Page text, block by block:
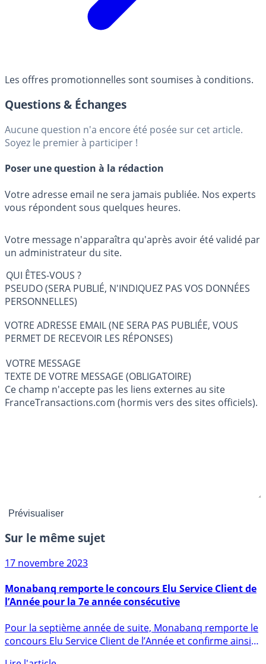
Les offres promotionnelles sont soumises à conditions.
Questions & Échanges
Aucune question n'a encore été posée sur cet article.
Soyez le premier à participer !
Poser une question à la rédaction
Votre adresse email ne sera jamais publiée. Nos experts
vous répondent sous quelques heures.
Votre message n'apparaîtra qu'après avoir été validé par
un administrateur du site.
QUI ÊTES-VOUS ?
PSEUDO (SERA PUBLIÉ, N'INDIQUEZ PAS VOS DONNÉES
PERSONNELLES)
VOTRE ADRESSE EMAIL (NE SERA PAS PUBLIÉE, VOUS
PERMET DE RECEVOIR LES RÉPONSES)
VOTRE MESSAGE
TEXTE DE VOTRE MESSAGE (OBLIGATOIRE)
Ce champ n'accepte pas les liens externes au site
FranceTransactions.com (hormis vers des sites officiels).
Sur le même sujet
17 novembre 2023
l’Année pour la 7e année consécutive